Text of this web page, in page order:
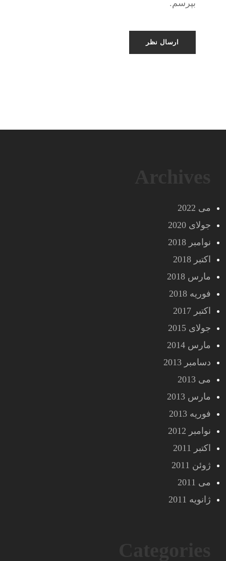
بپرسم.
می 2022
جولای 2020
نوامبر 2018
اکتبر 2018
مارس 2018
فوریه 2018
اکتبر 2017
جولای 2015
مارس 2014
دسامبر 2013
می 2013
مارس 2013
فوریه 2013
نوامبر 2012
اکتبر 2011
ژوئن 2011
می 2011
ژانویه 2011